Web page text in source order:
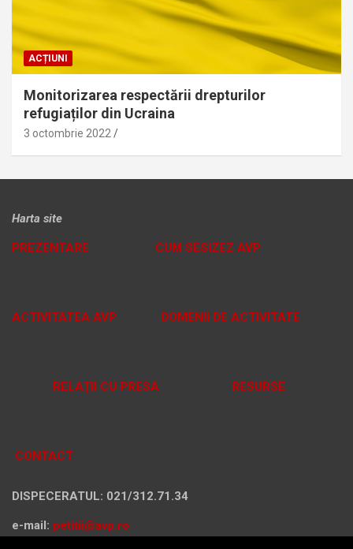
ACȚIUNI
Monitorizarea respectării drepturilor
refugiaților din Ucraina
3 octombrie 2022
Harta site
PREZENTARE CUM SESIZEZ AVP
ACTIVITATEA AVP DOMENII DE ACTIVITATE
RELAȚII CU PRESA RESURSE
CONTACT
DISPECERATUL: 021/312.71.34
e-mail: petitii@avp.ro